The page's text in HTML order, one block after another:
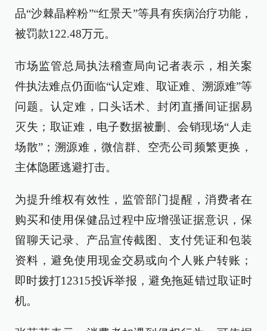
品“沙棘晶粹粉”“红景天”等具有疾病治疗功能，
被罚款122.48万元。
市场监管总局执法稽查局向记者表示，相关案
件执法难点仍面临“认定难、取证难、溯源难”等
问题。认定难，口头话术、封闭直播间证据易
灭失；取证难，电子数据被删、会销现场“人走
场散”；溯源难，微信群、空壳公司频繁更换，
主体隐匿逃避打击。
为提升维权有效性，监管部门提醒，消费者在
购买和使用保健品过程中应增强证据意识，保
留聊天记录、产品宣传截图、支付凭证和包装
资料，避免使用现金交易或向个人账户转账；
即时拨打12315投诉举报，避免拖延错过取证时
机。